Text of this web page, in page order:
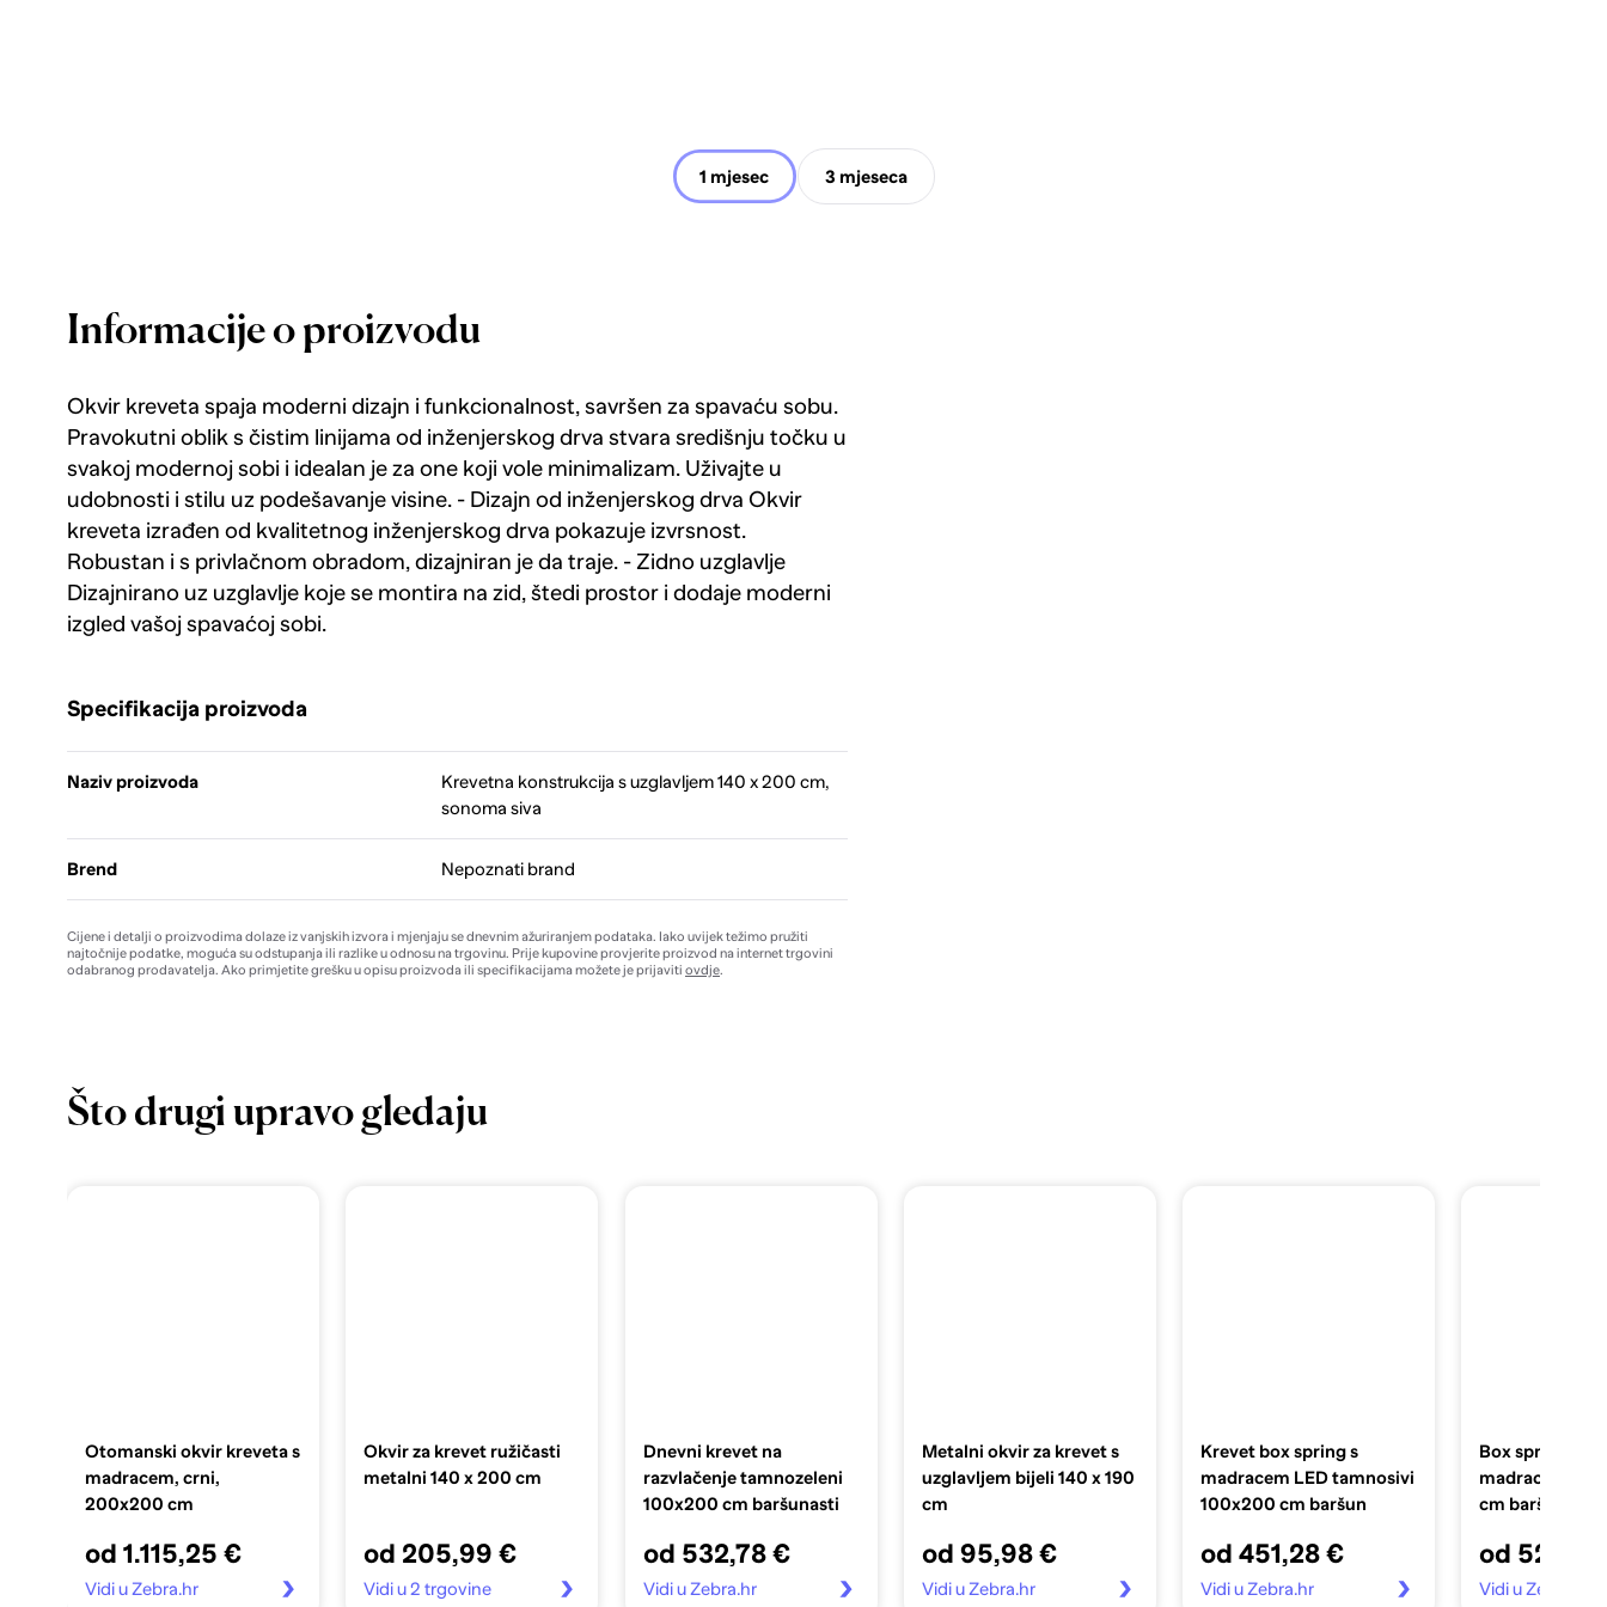
1 mjesec 3 mjeseca
Informacije o proizvodu
Okvir kreveta spaja moderni dizajn i funkcionalnost, savršen za spavaću sobu.
Pravokutni oblik s čistim linijama od inženjerskog drva stvara središnju točku u
svakoj modernoj sobi i idealan je za one koji vole minimalizam. Uživajte u
udobnosti i stilu uz podešavanje visine. - Dizajn od inženjerskog drva Okvir
kreveta izrađen od kvalitetnog inženjerskog drva pokazuje izvrsnost.
Robustan i s privlačnom obradom, dizajniran je da traje. - Zidno uzglavlje
Dizajnirano uz uzglavlje koje se montira na zid, štedi prostor i dodaje moderni
izgled vašoj spavaćoj sobi.
Specifikacija proizvoda
Naziv proizvoda
Krevetna konstrukcija s uzglavljem 140 x 200 cm,
sonoma siva
Brend Nepoznati brand
Cijene i detalji o proizvodima dolaze iz vanjskih izvora i mjenjaju se dnevnim ažuriranjem podataka. Iako uvijek težimo pružiti
najtočnije podatke, moguća su odstupanja ili razlike u odnosu na trgovinu. Prije kupovine provjerite proizvod na internet trgovini
odabranog prodavatelja. Ako primjetite grešku u opisu proizvoda ili specifikacijama možete je prijaviti ovdje.
Što drugi upravo gledaju
Otomanski okvir kreveta s
madracem, crni,
200x200 cm
od 1.115,25 €
Vidi u Zebra.hr
Okvir za krevet ružičasti
metalni 140 x 200 cm
od 205,99 €
Vidi u 2 trgovine
Dnevni krevet na
razvlačenje tamnozeleni
100x200 cm baršunasti
od 532,78 €
Vidi u Zebra.hr
Metalni okvir za krevet s
uzglavljem bijeli 140 x 190
cm
od 95,98 €
Vidi u Zebra.hr
Krevet box spring s
madracem LED tamnosivi
100x200 cm baršun
od 451,28 €
Vidi u Zebra.hr
Box spring
madracem
cm baršunasti
od
Vidi u Zebra.hr